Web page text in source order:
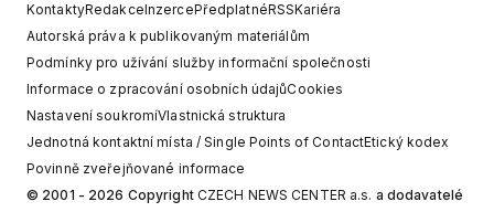
KontaktyRedakceInzercePředplatnéRSSKariéra
Autorská práva k publikovaným materiálům
Podmínky pro užívání služby informační společnosti
Informace o zpracování osobních údajůCookies
Nastavení soukromíVlastnická struktura
Jednotná kontaktní místa / Single Points of ContactEtický kodex
Povinně zveřejňované informace
© 2001 - 2026 Copyright CZECH NEWS CENTER a.s. a dodavatelé